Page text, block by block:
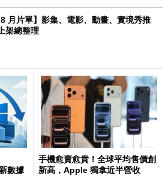
月片單】影集、電影、動畫、實境秀推
架總整理
數據
手機愈賣愈貴！全球平均售價創
新高，Apple 獨拿近半營收